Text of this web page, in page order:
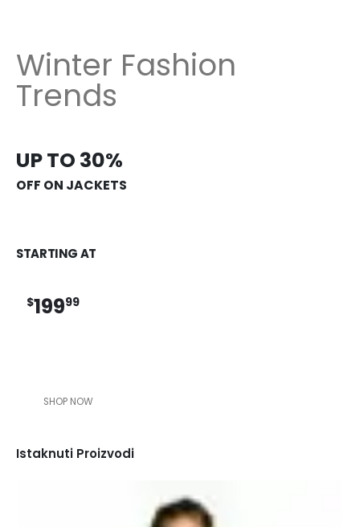
Winter Fashion
Trends
UP TO 30%
OFF ON JACKETS
STARTING AT
$19999
SHOP NOW
Istaknuti Proizvodi